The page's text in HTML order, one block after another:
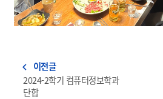
navigate_before 이전글
2024-2학기 컴퓨터정보학과
단합